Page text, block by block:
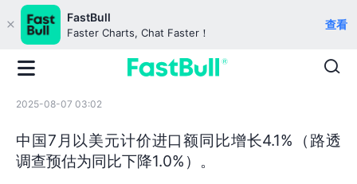
FastBull
Faster Charts, Chat Faster！
查看
2025-08-07 03:02
中国7月以美元计价进口额同比增长4.1%（路透
调查预估为同比下降1.0%）。